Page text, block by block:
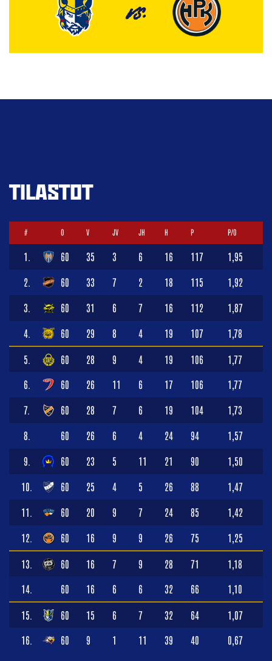
VS.
TILASTOT
# O V JV JH H P P/O
1. 60 35 3 6 16 117 1,95
2. 60 33 7 2 18 115 1,92
3. 60 31 6 7 16 112 1,87
4. 60 29 8 4 19 107 1,78
5. 60 28 9 4 19 106 1,77
6. 60 26 11 6 17 106 1,77
7. 60 28 7 6 19 104 1,73
8. 60 26 6 4 24 94 1,57
9. 60 23 5 11 21 90 1,50
10. 60 25 4 5 26 88 1,47
11. 60 20 9 7 24 85 1,42
12. 60 16 9 9 26 75 1,25
13. 60 16 7 9 28 71 1,18
14. 60 16 6 6 32 66 1,10
15. 60 15 6 7 32 64 1,07
16. 60 9 1 11 39 40 0,67